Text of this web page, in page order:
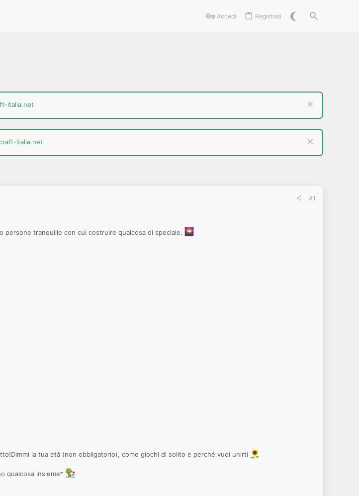
Accedi Registrati
italia.net
italia.net
#1
tranquille con cui costruire qualcosa di speciale.
la tua età (non obbligatorio), come giochi di solito e perché vuoi unirti
qualcosa insieme*